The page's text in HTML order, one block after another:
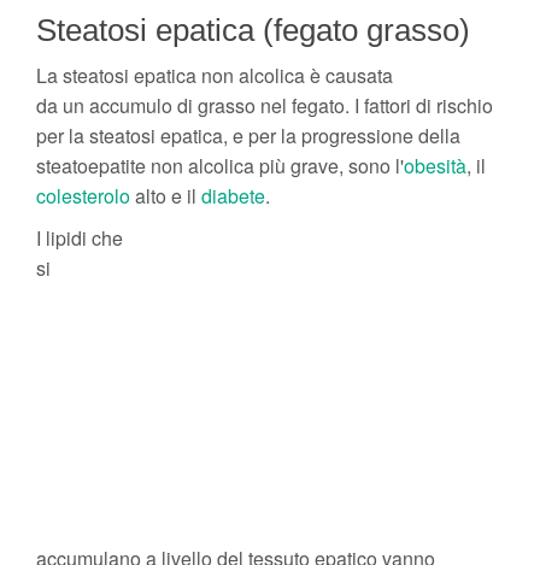
Steatosi epatica (fegato grasso)
La steatosi epatica non alcolica è causata
da un accumulo di grasso nel fegato. I fattori di rischio
per la steatosi epatica, e per la progressione della
steatoepatite non alcolica più grave, sono l'obesità, il
colesteroloalto e il diabete.
I lipidi che
si
accumulano a livello del tessuto epatico vanno